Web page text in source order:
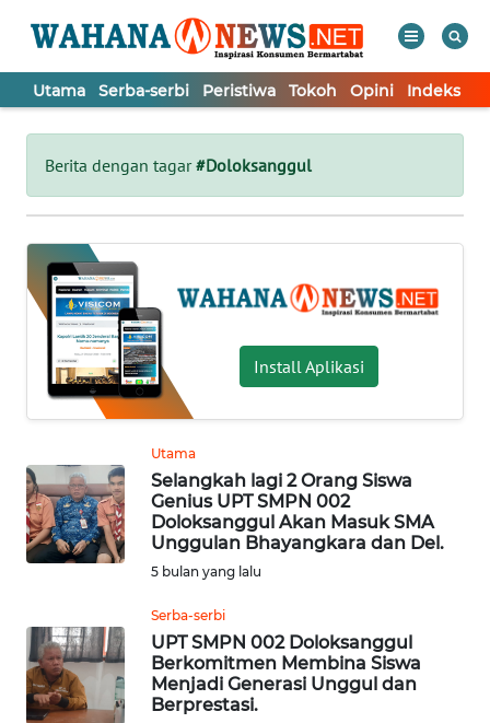
Utama Serba-serbi Peristiwa Tokoh Opini Indeks
Berita dengan tagar#Doloksanggul
Install Aplikasi
Utama
Selangkah lagi 2 Orang Siswa
Genius UPT SMPN 002
Doloksanggul Akan Masuk SMA
Unggulan Bhayangkara dan Del.
5 bulan yang lalu
Serba-serbi
UPT SMPN 002 Doloksanggul
Berkomitmen Membina Siswa
Menjadi Generasi Unggul dan
Berprestasi.
Tutup
UTAMA
SERBA-
SERBI
PERISTIWA
TOKOH
OPINI
Informasi
KONTAK
KAMI